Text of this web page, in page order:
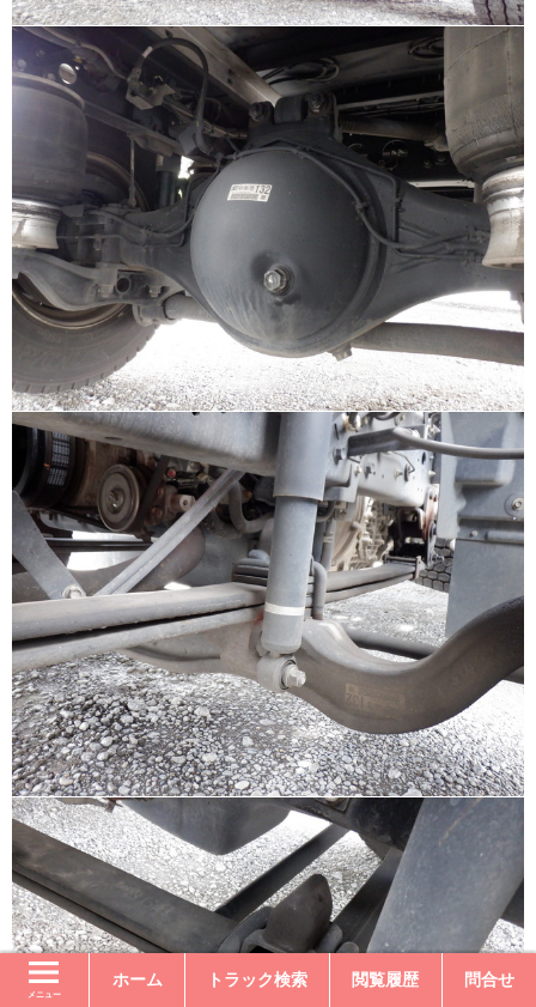
メニュー
ホーム トラック検索 閲覧履歴 問合せ